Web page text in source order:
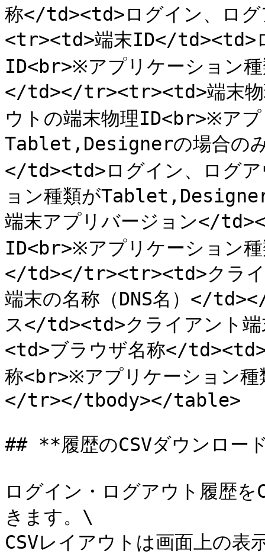
称</td><td>ログイン、ロ
<tr><td>端末ID</td><td>
ID<br>※アプリケーション
</td></tr><tr><td>端末物
ウトの端末物理ID<br>※アプ
Tablet,Designerの場合の
</td><td>ログイン、ログ
ョン種類が
端末アプリバージョン</
ID<br>※アプリケーション
</td></tr><tr><td>クライ
端末の名称（DNS名）</
ス</td><td>クライアント
<td>ブラウザ名称</
称<br>※アプリケーション
</tr></tbody></table>
## **履歴のCSVダウンロー
ログイン・ログアウト履歴
きます。\
CSVレイアウトは画面上の表